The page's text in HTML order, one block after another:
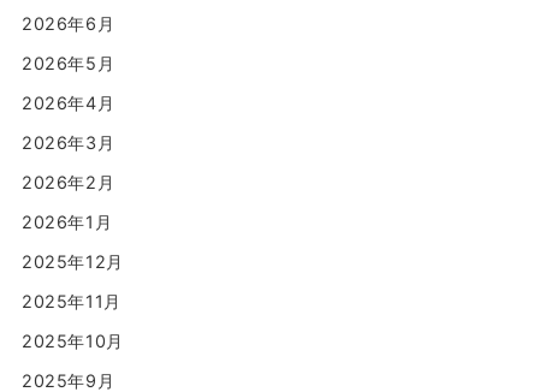
2026年6月
2026年5月
2026年4月
2026年3月
2026年2月
2026年1月
2025年12月
2025年11月
2025年10月
2025年9月